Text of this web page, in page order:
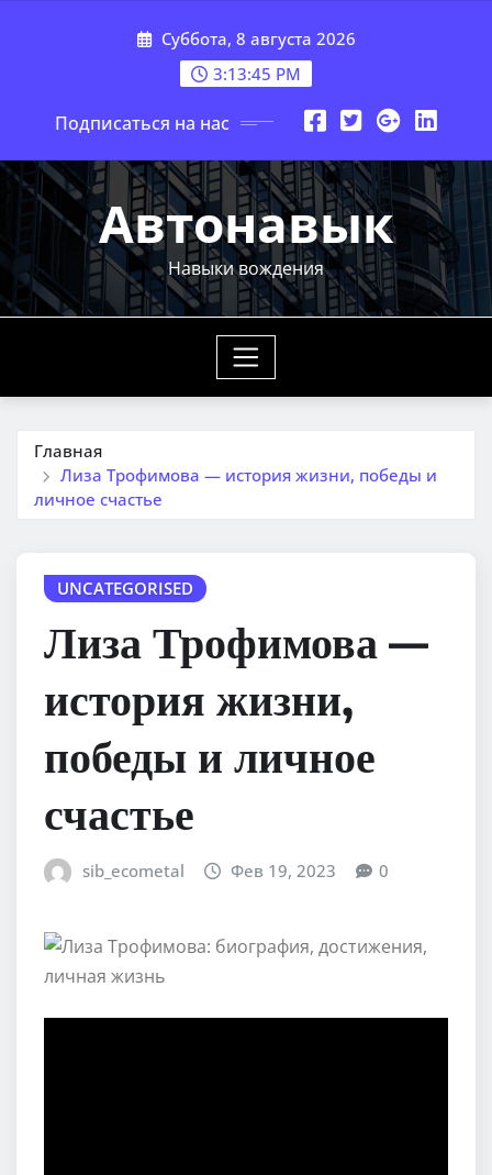
Суббота, 8 августа 2026
3:13:46 PM
Подписаться на нас
Автонавык
Навыки вождения
Главная
Лиза Трофимова — история жизни, победы и
личное счастье
UNCATEGORISED
Лиза Трофимова —
история жизни,
победы и личное
счастье
sib_ecometal Фев 19, 2023 0